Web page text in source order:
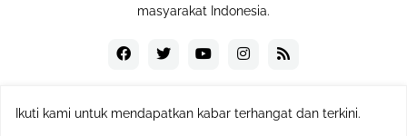
masyarakat Indonesia.
Ikuti kami untuk mendapatkan kabar terhangat dan terkini.